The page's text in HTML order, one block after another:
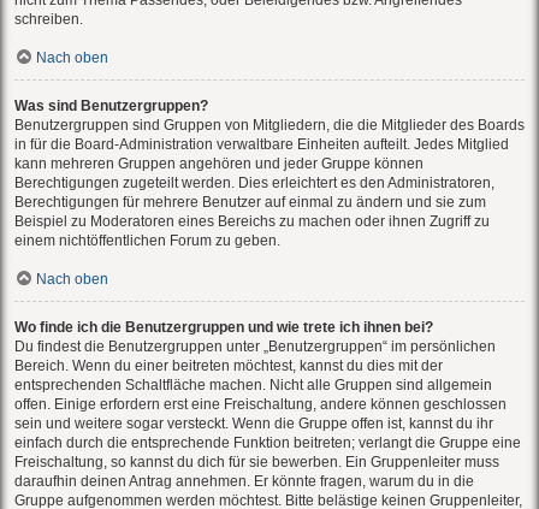
schreiben.
Nach oben
Was sind Benutzergruppen?
Benutzergruppen sind Gruppen von Mitgliedern, die die Mitglieder des Boards
in für die Board-Administration verwaltbare Einheiten aufteilt. Jedes Mitglied
kann mehreren Gruppen angehören und jeder Gruppe können
Berechtigungen zugeteilt werden. Dies erleichtert es den Administratoren,
Berechtigungen für mehrere Benutzer auf einmal zu ändern und sie zum
Beispiel zu Moderatoren eines Bereichs zu machen oder ihnen Zugriff zu
einem nichtöffentlichen Forum zu geben.
Nach oben
Wo finde ich die Benutzergruppen und wie trete ich ihnen bei?
Du findest die Benutzergruppen unter „Benutzergruppen“ im persönlichen
Bereich. Wenn du einer beitreten möchtest, kannst du dies mit der
entsprechenden Schaltfläche machen. Nicht alle Gruppen sind allgemein
offen. Einige erfordern erst eine Freischaltung, andere können geschlossen
sein und weitere sogar versteckt. Wenn die Gruppe offen ist, kannst du ihr
einfach durch die entsprechende Funktion beitreten; verlangt die Gruppe eine
Freischaltung, so kannst du dich für sie bewerben. Ein Gruppenleiter muss
daraufhin deinen Antrag annehmen. Er könnte fragen, warum du in die
Gruppe aufgenommen werden möchtest. Bitte belästige keinen Gruppenleiter,